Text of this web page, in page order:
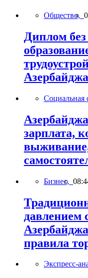
Общество,
Диплом
Социальная
зарплата,
Бизнес,
давлением
правила
Экспресс-